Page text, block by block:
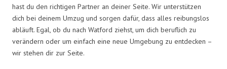
hast du den richtigen Partner an deiner Seite. Wir unterstützen
dich bei deinem Umzug und sorgen dafür, dass alles reibungslos
abläuft. Egal, ob du nach Watford ziehst, um dich beruflich zu
verändern oder um einfach eine neue Umgebung zu entdecken –
wir stehen dir zur Seite.